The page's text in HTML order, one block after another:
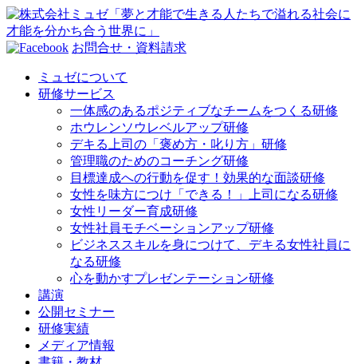
お問合せ・資料請求
ミュゼについて
研修サービス
一体感のあるポジティブなチームをつくる研修
ホウレンソウレベルアップ研修
デキる上司の「褒め方・叱り方」研修
管理職のためのコーチング研修
目標達成への行動を促す！効果的な面談研修
女性を味方につけ「できる！」上司になる研修
女性リーダー育成研修
女性社員モチベーションアップ研修
ビジネススキルを身につけて、デキる女性社員に
なる研修
心を動かすプレゼンテーション研修
講演
公開セミナー
研修実績
メディア情報